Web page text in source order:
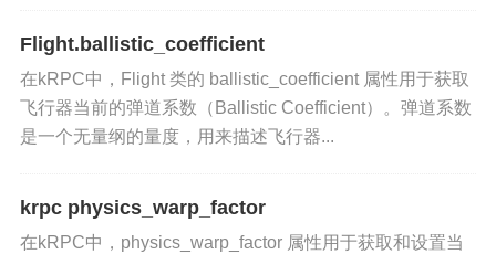
apoapsis：获取轨道的远地点高度，以米为单位。
periapsis：获取轨道的近地点高度，以米为单
位。
（相对于天体表面），以米为单位。
Flight.ballistic_coefficient
在kRPC中，Flight 类的 ballistic_coefficient 属性用于获取
飞行器当前的弹道系数（Ballistic Coefficient）。弹道系数
是一个无量纲的量度，用来描述飞行器...
krpc physics_warp_factor
在kRPC中，physics_warp_factor 属性用于获取和设置当